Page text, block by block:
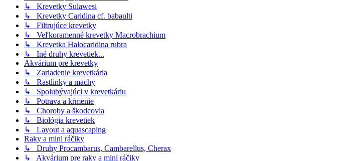
↳ Krevetky Sulawesi
↳ Krevetky Caridina cf. babaulti
↳ Filtrujúce krevetky
↳ Veľkoramenné krevetky Macrobrachium
↳ Krevetka Halocaridina rubra
↳ Iné druhy krevetiek...
Akvárium pre krevetky
↳ Zariadenie krevetkária
↳ Rastlinky a machy
↳ Spolubývajúci v krevetkáriu
↳ Potrava a kŕmenie
↳ Choroby a škodcovia
↳ Biológia krevetiek
↳ Layout a aquascaping
Raky a mini ráčiky
↳ Druhy Procambarus, Cambarellus, Cherax
↳ Akvárium pre raky a mini ráčiky